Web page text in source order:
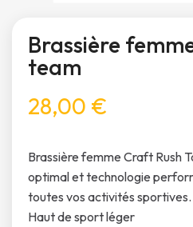
Brassière
team
28,00 €
Brassière femme Craft Rush
optimal et technologie
toutes vos activités sportives.
Haut de sport léger